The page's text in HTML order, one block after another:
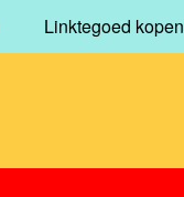
Linktegoed kopen